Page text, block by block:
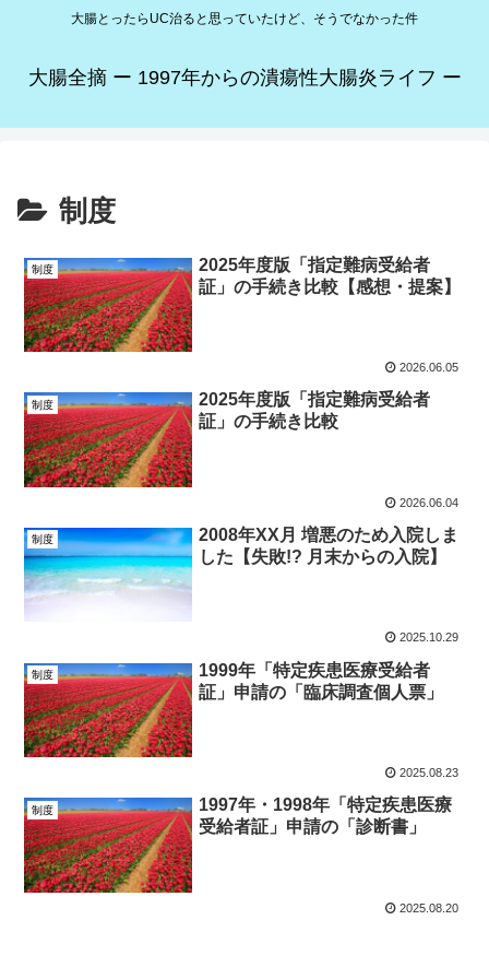
大腸とったらUC治ると思っていたけど、そうでなかった件
大腸全摘 ー 1997年からの潰瘍性大腸炎ライフ ー
制度
制度
2025年度版「指定難病受給者
証」の手続き比較【感想・提案】
2026.06.05
制度
2025年度版「指定難病受給者
証」の手続き比較
2026.06.04
制度
2008年XX月 増悪のため入院しま
した【失敗!? 月末からの入院】
2025.10.29
制度
1999年「特定疾患医療受給者
証」申請の「臨床調査個人票」
2025.08.23
制度
1997年・1998年「特定疾患医療
受給者証」申請の「診断書」
2025.08.20